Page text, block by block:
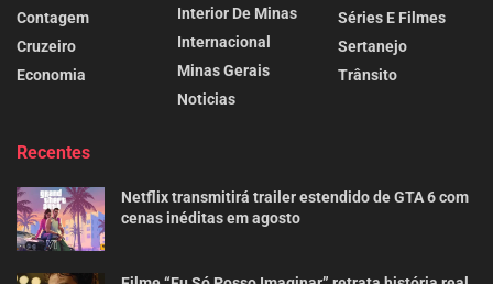
Contagem
Cruzeiro
Economia
Interior De Minas
Internacional
Minas Gerais
Noticias
Séries E Filmes
Sertanejo
Trânsito
Recentes
Netflix transmitirá trailer estendido de GTA 6 com
cenas inéditas em agosto